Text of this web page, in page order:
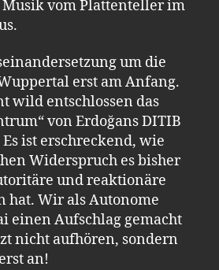
vom Plattenteller im
um die
erst am Anfang.
wild entschlossen das
von Erdoğans DITIB
ist erschreckend, wie
Widerspruch es bisher
und reaktionäre
hat. Wir als Autonome
einen Aufschlag gemacht
nicht aufhören, sondern
an!